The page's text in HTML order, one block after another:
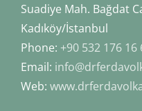
Suadiye Mah. Bağdat
Kadıköy/İstanbul
Phone: +90 532 176 16
Email:
Web: